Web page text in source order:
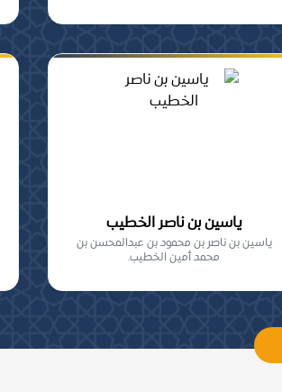
ياسين بن ناصر الخطيب
ياسين بن ناصر بن محمود بن عبدالمحسن بن
محمد أمين الخطيب.